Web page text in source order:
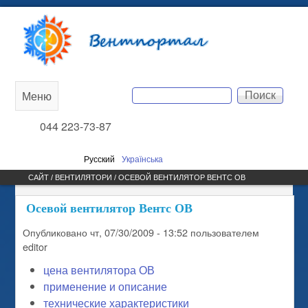
содержанию
Вентпортал
Форма поиска
Поиск
044 223-73-87
Русский Українська
Main
menu
Меню
САЙТ /
ВЫ ЗДЕСЬ
ВЕНТИЛЯТОРИ / ОСЕВОЙ ВЕНТИЛЯТОР ВЕНТС ОВ
Осевой вентилятор Вентс ОВ
Опубликованочт, 07/30/2009 - 13:52 пользователем
editor
цена вентилятора ОВ
применение и описание
технические характеристики